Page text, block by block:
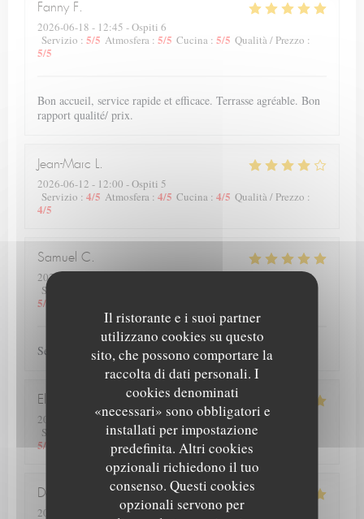
Il ristorante e i suoi partner
utilizzano cookies su questo
sito, che possono comportare la
raccolta di dati personali. I
cookies denominati
«necessari» sono obbligatori e
installati per impostazione
predefinita. Altri cookies
opzionali richiedono il tuo
consenso. Questi cookies
opzionali servono per
Fanny F
2026-06-18 - 12:45 - Ospiti 6
Servizio : 5/5 Atmosfera : 5/5 Cucina : 5/5 Qualità / Prezzo :
5/5
Bon accueil, service rapide et efficace. Terrasse agréable. Bon
rapport qualité/ prix.
Jean-Marc L
2026-06-12 - 12:00 - Ospiti 5
Servizio : 4/5 Atmosfera : 4/5 Cucina : 4/5 Qualità / Prezzo :
4/5
Samuel C
2026-06-10
Servizio
5/5
Service et plats de qualité.
Elise
2026-06-13
- 12:00 - Ospiti 4
Servizio
Atmosfera: 5/5 Cucina:5/5 Qualità / Prezzo
5/5
Deprez
2026-06-12
- 20:00 - Ospiti 2